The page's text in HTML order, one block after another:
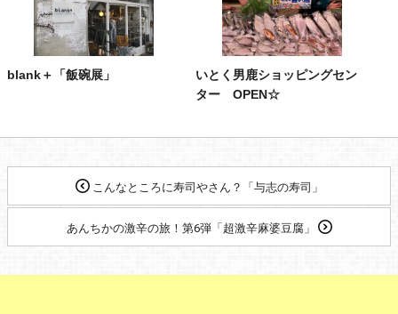
blank＋「飯碗展」
いとく男鹿ショッピングセン
ター OPEN☆
こんなところに寿司やさん？「与志の寿司」
あんちかの激辛の旅！第6弾「超激辛麻婆豆腐」